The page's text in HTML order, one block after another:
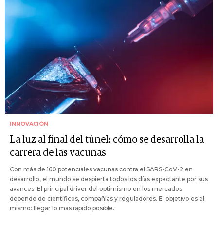
INNOVACIÓN
La luz al final del túnel: cómo se desarrolla la
carrera de las vacunas
Con más de 160 potenciales vacunas contra el SARS-CoV-2 en
desarrollo, el mundo se despierta todos los días expectante por sus
avances. El principal driver del optimismo en los mercados
depende de científicos, compañías y reguladores. El objetivo es el
mismo: llegar lo más rápido posible.